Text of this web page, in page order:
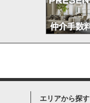
エリアから探す